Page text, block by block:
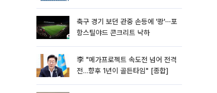
축구 경기 보던 관중 손등에 '쾅'⋯포
항스틸야드 콘크리트 낙하
李 "메가프로젝트 속도전 넘어 전격
전…향후 1년이 골든타임" [종합]